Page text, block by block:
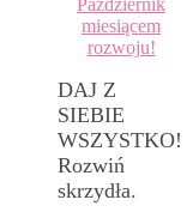
DAJ Z
SIEBIE
WSZYSTKO!
Rozwiń
skrzydła.